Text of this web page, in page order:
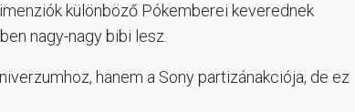
különböző Pókemberei keverednek
nagy-nagy bibi lesz.
hanem a Sony partizánakciója, de ez